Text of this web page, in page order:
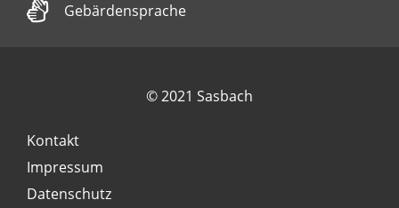
Gebärdensprache
© 2021 Sasbach
Kontakt
Impressum
Datenschutz